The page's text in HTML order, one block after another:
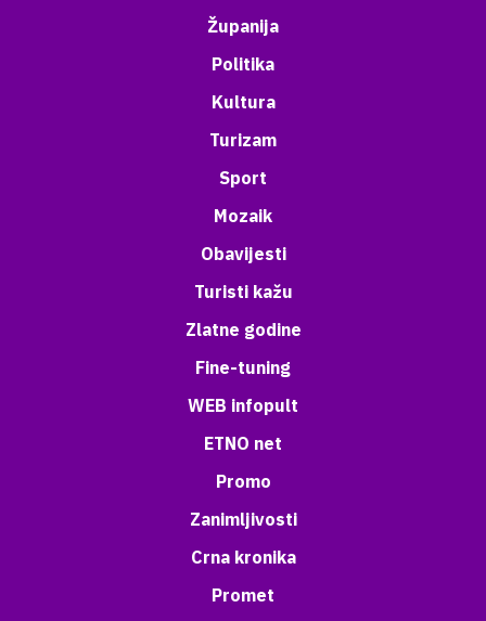
Županija
Politika
Kultura
Turizam
Sport
Mozaik
Obavijesti
Turisti kažu
Zlatne godine
Fine-tuning
WEB infopult
ETNO net
Promo
Zanimljivosti
Crna kronika
Promet